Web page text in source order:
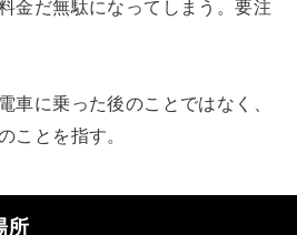
金だ無駄になってしまう。要注
車に乗った後のことではなく、
ことを指す。
所